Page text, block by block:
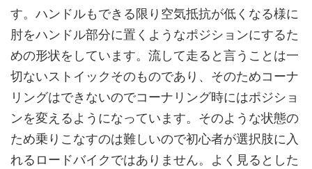
す。ハンドルもできる限り空気抵抗が低くなる様に
肘をハンドル部分に置くようなポジションにするた
めの形状をしています。流して走ると言うことは一
切ないストイックそのものであり、そのためコーナ
リングはできないのでコーナリング時にはポジショ
ンを変えるようになっています。そのような状態の
ため乗りこなすのは難しいので初心者が選択肢に入
れるロードバイクではありません。よく見るとした